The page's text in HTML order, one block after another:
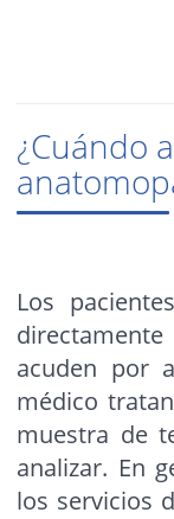
¿Cuándo
Los
acuden por
médico
muestra de
analizar. En
los servicios